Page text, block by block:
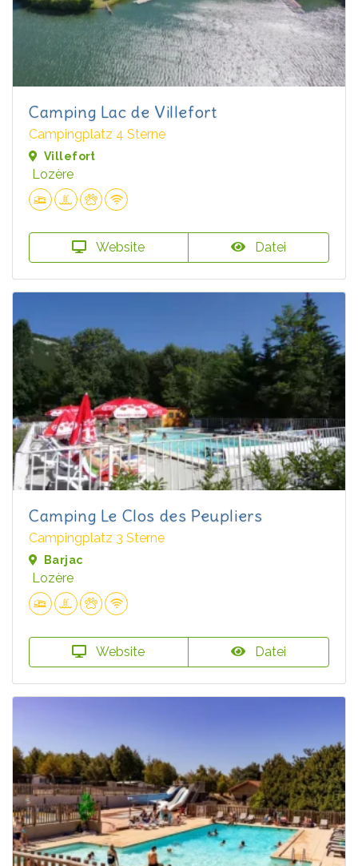
Camping Lac de Villefort
Campingplatz 4 Sterne
Villefort
Lozère
Website Datei
Camping Le Clos des Peupliers
Campingplatz 3 Sterne
Barjac
Lozère
Website Datei